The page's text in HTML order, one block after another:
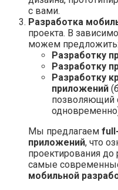
с вами.
Разработка
проекта. В
можем предложить:
Разработку
Разработку
Разработку
приложений
позволяющий
Мы предлагаем
приложений, что
проектирования
самые
мобильной